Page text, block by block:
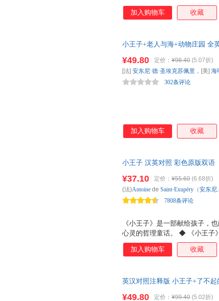
加入购物车 收藏
小王子+老人与海+动物庄园 全
¥49.80 定价： ¥98.40 (5.07折)
302条评论
[法] 安东尼·德·圣埃克苏佩里 ，[美] 海
加入购物车 收藏
小王子 汉英对照 彩色原版双语
《小王子》是一部献给孩子，
心灵的哲理童话。 ◆ 《小王子
数亿人为之感动！ ◆ 《小王子
大的世界名著，阅读率仅次于
写出了引人深思的哲理，告诉
¥37.10 定价： ¥55.60 (6.68折)
7808条评论
(法)Antoine de Saint-Exupéry （安东尼
出版社
加入购物车 收藏
英汉对照注释版 小王子+了不
¥49.80 定价： ¥99.40 (5.02折)